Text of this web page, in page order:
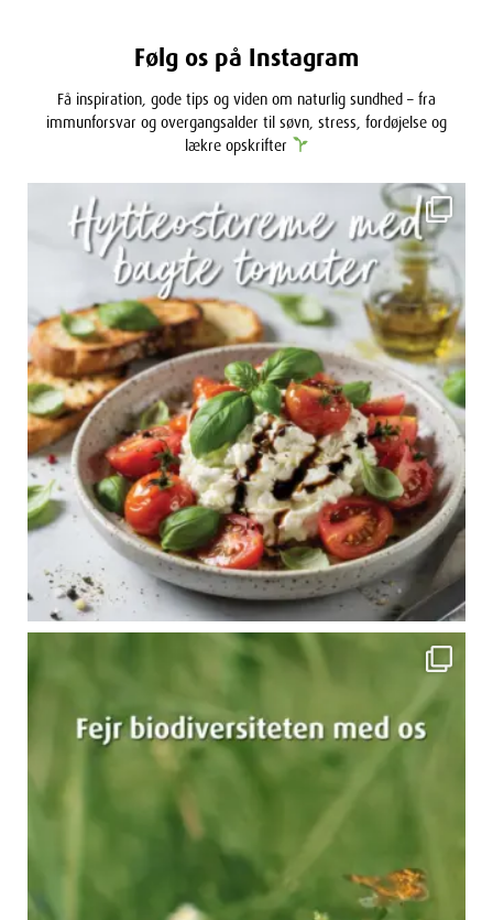
Følg os på Instagram
Få inspiration, gode tips og viden om naturlig sundhed – fra
immunforsvar og overgangsalder til søvn, stress, fordøjelse og
lækre opskrifter